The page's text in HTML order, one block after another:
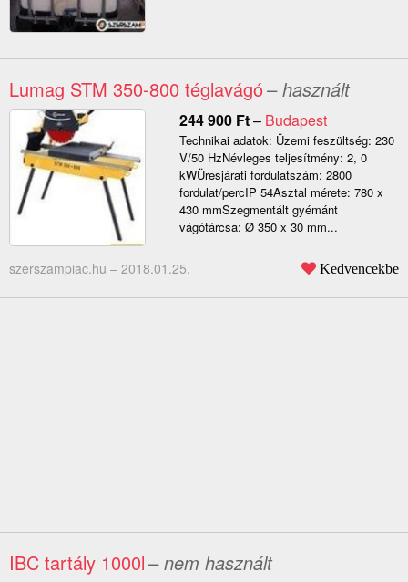
Lumag STM 350-800 téglavágó– használt
244 900 Ft– Budapest
Technikai adatok: Üzemi feszültség: 230
V/50 HzNévleges teljesítmény: 2, 0
kWÜresjárati fordulatszám: 2800
fordulat/percIP 54Asztal mérete: 780 x
430 mmSzegmentált gyémánt
vágótárcsa: Ø 350 x 30 mm...
szerszampiac.hu – 2018.01.25. Kedvencekbe
IBC tartály 1000l– nem használt